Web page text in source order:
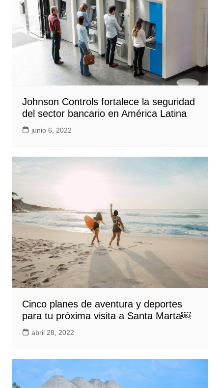
Johnson Controls fortalece la seguridad
del sector bancario en América Latina
junio 6, 2022
Cinco planes de aventura y deportes
para tu próxima visita a Santa Marta￼
abril 28, 2022